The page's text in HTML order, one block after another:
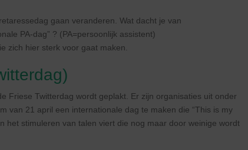
gaan veranderen. Wat dacht je van
PA-dag” ? (PA=persoonlijk assistent)
zich hier sterk voor gaat maken.
Friese Twitterdag wordt geplakt. Er zijn organisaties uit onder
van 21 april een internationale dag te maken die “This is my
het stimuleren van talen viert die nog maar door weinige wordt